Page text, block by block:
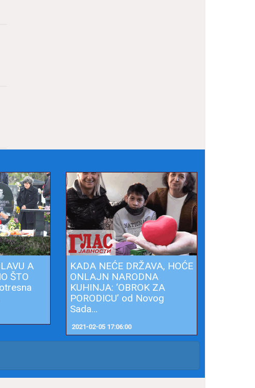
A
ŠTO
KADA NEĆE DRŽAVA, HOĆE
ONLAJN NARODNA
KUHINJA: ‘OBROK ZA
PORODICU’ od Novog
Sada...
2021-02-05 17:06:00